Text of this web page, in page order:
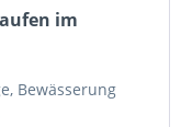
im
Bewässerung